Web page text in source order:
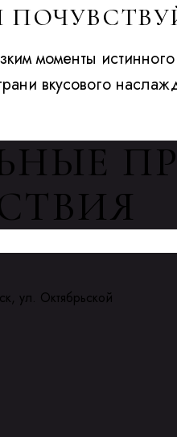
моменты
вкусового
ул. Октябрьской